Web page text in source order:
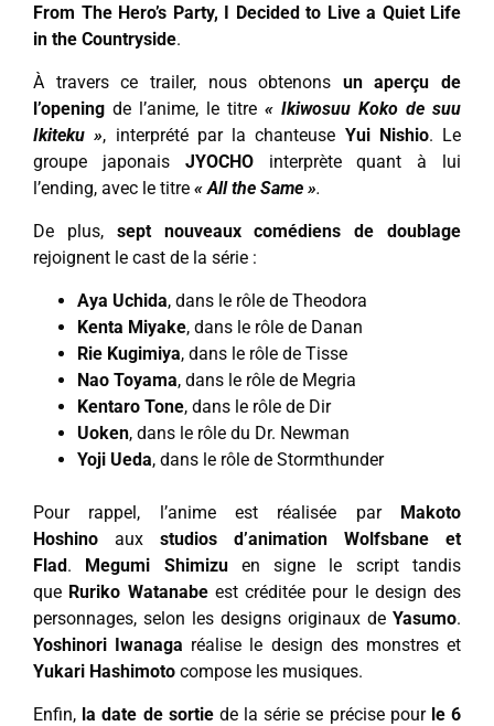
From The Hero’s Party, I Decided to Live a Quiet Life
in the Countryside.
À travers ce trailer, nous obtenons un aperçu de
l’opening de l’anime, le titre « Ikiwosuu Koko de suu
Ikiteku », interprété par la chanteuse Yui Nishio. Le
groupe japonais JYOCHOinterprète quant à lui
l’ending, avec le titre « All the Same ».
De plus, sept nouveaux comédiens de doublage
rejoignent le cast de la série :
Aya Uchida, dans le rôle de Theodora
Kenta Miyake, dans le rôle de Danan
Rie Kugimiya, dans le rôle de Tisse
Nao Toyama, dans le rôle de Megria
Kentaro Tone, dans le rôle de Dir
Uoken, dans le rôle du Dr. Newman
Yoji Ueda, dans le rôle de Stormthunder
Pour rappel, l’anime est réalisée par Makoto
Hoshino aux studios d’animation Wolfsbane et
Flad. Megumi Shimizuen signe le script tandis
que Ruriko Watanabeest créditée pour le design des
personnages, selon les designs originaux de Yasumo.
Yoshinori Iwanaga réalise le design des monstres et
Yukari Hashimoto compose les musiques.
Enfin, la date de sortiede la série se précise pour le 6